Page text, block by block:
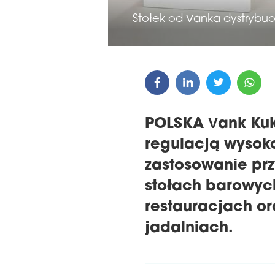
Stołek od Vanka
POLSKA Vank
regulacją
zastosowanie
stołach
restauracjach
jadalniach.
AWARDS 2026
MAGAZYNÓW I
REGIONIE CEE